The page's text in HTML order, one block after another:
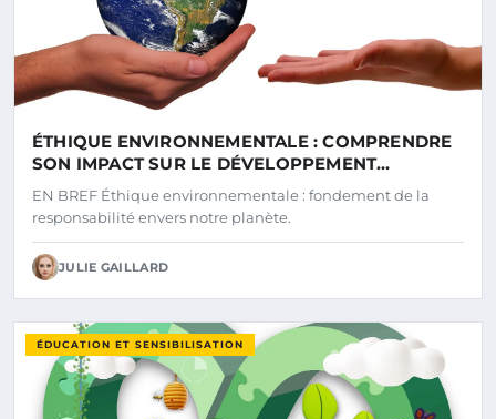
ÉTHIQUE ENVIRONNEMENTALE : COMPRENDRE
SON IMPACT SUR LE DÉVELOPPEMENT
DURABLE
EN BREF Éthique environnementale : fondement de la
responsabilité envers notre planète.
JULIE GAILLARD
ÉDUCATION ET SENSIBILISATION